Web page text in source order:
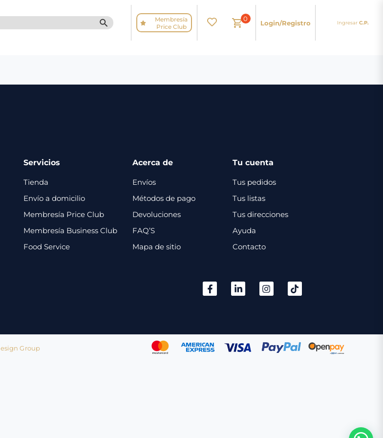
SEARCH BUTTON
Membresía
Price Club
0
Login/Registro Ingresar C.P.
Servicios
Tienda
Envío a domicilio
Membresía Price Club
Membresía Business Club
Food Service
Acerca de
Envíos
Métodos de pago
Devoluciones
FAQ’S
Mapa de sitio
Tu cuenta
Tus pedidos
Tus listas
Tus direcciones
Ayuda
Contacto
Group